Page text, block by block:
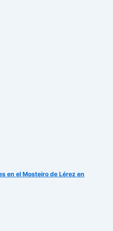
en el Mosteiro de Lérez en